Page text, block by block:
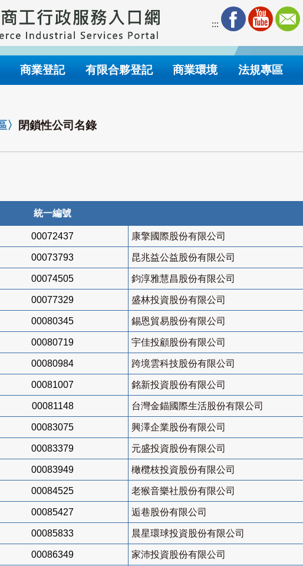
:::
商業登記 有限合夥登記 商業環境 法規專區
〉 閉鎖性公司名錄
統一編號
00072437 康擎國際股份有限公司
00073793 昆兆益公益股份有限公司
00074505 鈞淳雅慧昌股份有限公司
00077329 盛林投資股份有限公司
00080345 錫恩貿易股份有限公司
00080719 宇佳投顧股份有限公司
00080984 跨境雲科技股份有限公司
00081007 銘新投資股份有限公司
00081148 台灣金錨國際生活股份有限公司
00083075 興澤企業股份有限公司
00083379 元盛投資股份有限公司
00083949 橄欖枝投資股份有限公司
00084525 老猴音樂社股份有限公司
00085427 逅巷股份有限公司
00085833 晨星環球投資股份有限公司
00086349 家沛投資股份有限公司